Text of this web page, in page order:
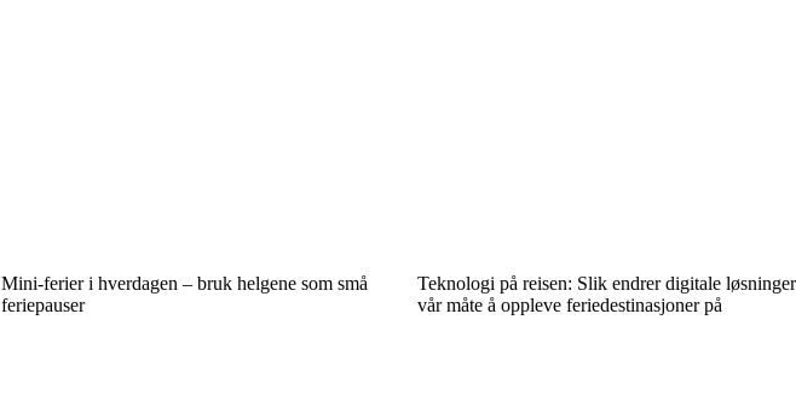
Mini-ferier i hverdagen – bruk helgene som små
feriepauser
Teknologi på reisen: Slik endrer digitale løsninger
vår måte å oppleve feriedestinasjoner på